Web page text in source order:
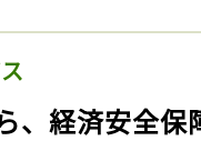
、経済安全